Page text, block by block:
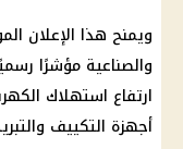
ويمنح هذا الإعلان
والصناعية مؤشرًا
ارتفاع استهلاك
أجهزة التكييف